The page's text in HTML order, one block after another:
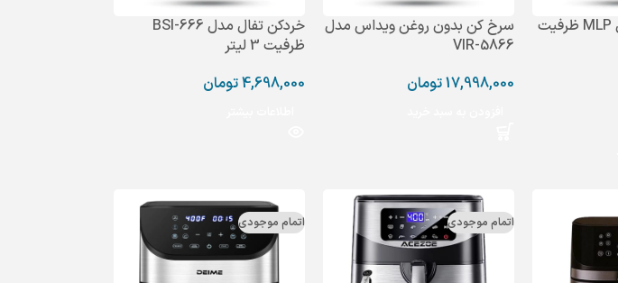
خردکن هبرون مدل MLP ظرفیت
سرخ کن بدون روغن ویداس مدل
VIR-5866
17,998,000تومان
خردکن تفال مدل BSI-666
ظرفیت 3 لیتر
4,698,000تومان
اتمام موجودی اتمام موجودی